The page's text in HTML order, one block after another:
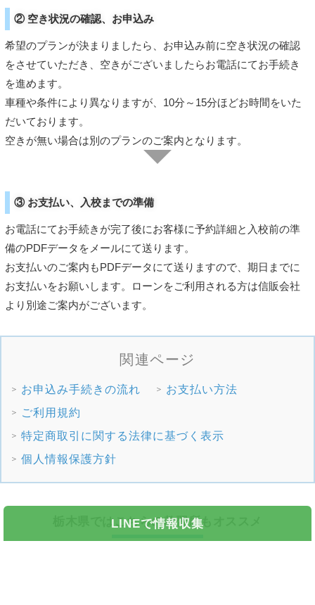
② 空き状況の確認、お申込み
希望のプランが決まりましたら、お申込み前に空き状況の確認
をさせていただき、空きがございましたらお電話にてお手続き
を進めます。
車種や条件により異なりますが、10分～15分ほどお時間をいた
だいております。
空きが無い場合は別のプランのご案内となります。
③ お支払い、入校までの準備
お電話にてお手続きが完了後にお客様に予約詳細と入校前の準
備のPDFデータをメールにて送ります。
お支払いのご案内もPDFデータにて送りますので、期日までに
お支払いをお願いします。ローンをご利用される方は信販会社
より別途ご案内がございます。
お申込み手続きの流れ
お支払い方法
ご利用規約
特定商取引に関する法律に基づく表示
個人情報保護方針
栃木県ではこちらの教習所もオススメ
LINEで情報収集